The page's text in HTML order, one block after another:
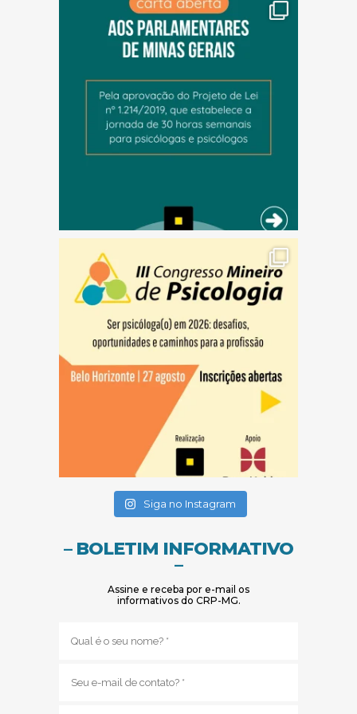
Siga no Instagram
– BOLETIM INFORMATIVO
–
Assine e receba por e-mail os
informativos do CRP-MG.
mail